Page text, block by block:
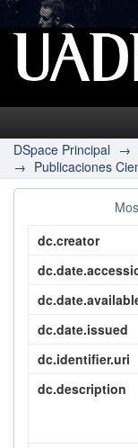
UADE
DSpace Principal →
→ Publicaciones
dc.creator
dc.date.issued
dc.identifier.uri
dc.description